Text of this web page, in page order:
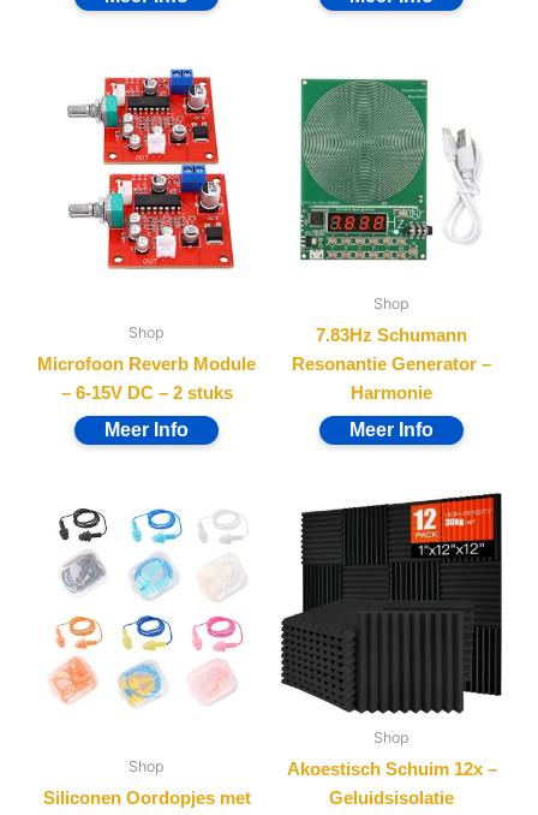
Shop
Microfoon Reverb Module
– 6-15V DC – 2 stuks
Shop
7.83Hz Schumann
Resonantie Generator –
Harmonie
Shop
Siliconen Oordopjes met
Shop
Akoestisch Schuim 12x –
Geluidsisolatie